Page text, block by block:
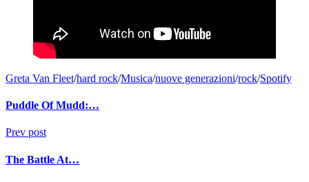
Greta Van Fleet/hard rock/Musica/nuove generazioni/rock/Spotify
Puddle Of Mudd:…
Prev post
The Battle At…